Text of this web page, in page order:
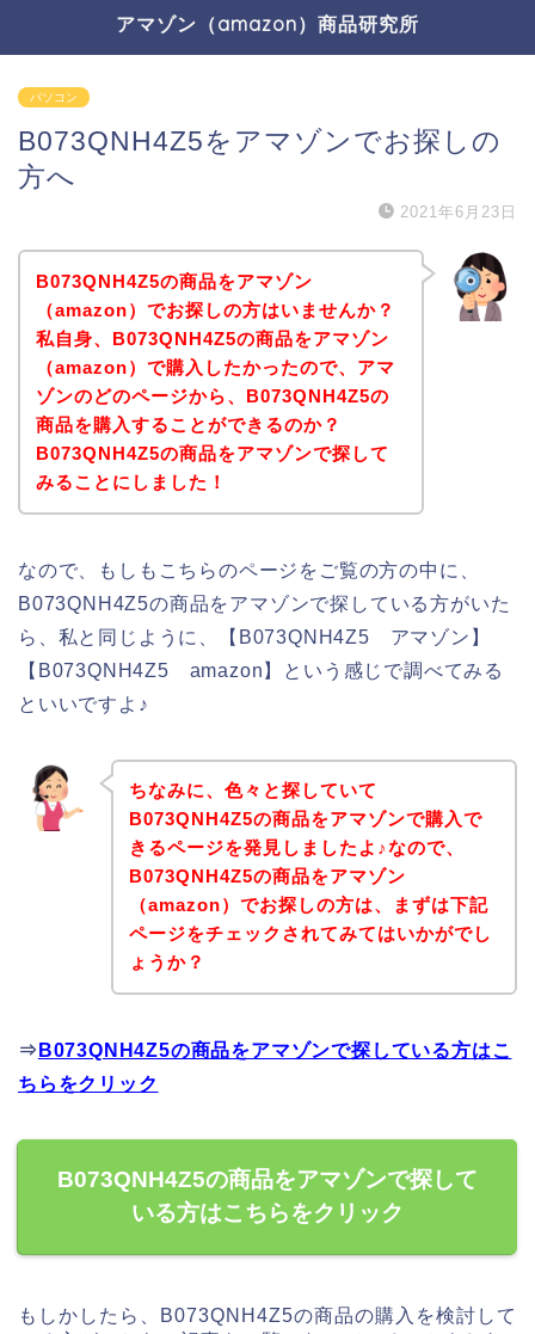
アマゾン（amazon）商品研究所
パソコン
B073QNH4Z5をアマゾンでお探しの
方へ
2021年6月23日
B073QNH4Z5の商品をアマゾン
（amazon）でお探しの方はいませんか？
私自身、B073QNH4Z5の商品をアマゾン
（amazon）で購入したかったので、アマ
ゾンのどのページから、B073QNH4Z5の
商品を購入することができるのか？
B073QNH4Z5の商品をアマゾンで探して
みることにしました！
なので、もしもこちらのページをご覧の方の中に、
B073QNH4Z5の商品をアマゾンで探している方がいた
ら、私と同じように、【B073QNH4Z5 アマゾン】
【B073QNH4Z5 amazon】という感じで調べてみる
といいですよ♪
ちなみに、色々と探していて
B073QNH4Z5の商品をアマゾンで購入で
きるページを発見しましたよ♪なので、
B073QNH4Z5の商品をアマゾン
（amazon）でお探しの方は、まずは下記
ページをチェックされてみてはいかがでし
ょうか？
⇒ B073QNH4Z5の商品をアマゾンで探している方はこ
ちらをクリック
B073QNH4Z5の商品をアマゾンで探して
いる方はこちらをクリック
もしかしたら、B073QNH4Z5の商品の購入を検討して